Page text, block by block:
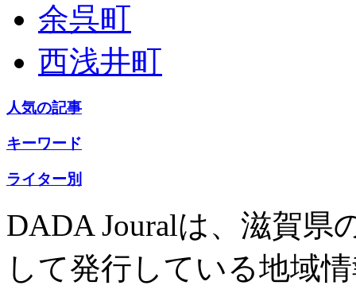
余呉町
西浅井町
人気の記事
キーワード
ライター別
DADA Jouralは、滋賀県
して発行している地域